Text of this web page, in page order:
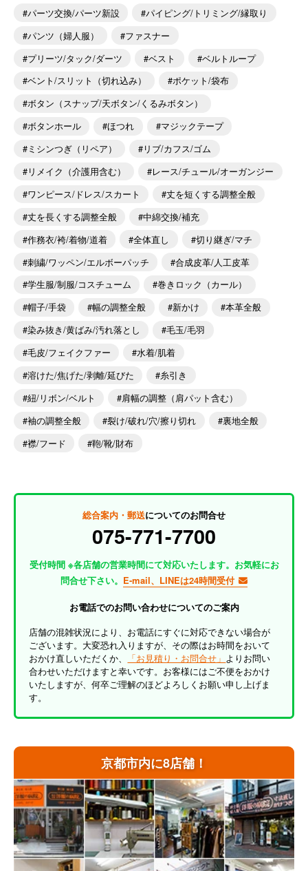
京都市内に8店舗！
パーツ交換/パーツ新設
パイピング/トリミング/縁取り
パンツ（婦人服）
ファスナー
プリーツ/タック/ダーツ
ベスト
ベルトループ
ベント/スリット（切れ込み）
ポケット/袋布
ボタン（スナップ/天ボタン/くるみボタン）
ボタンホール
ほつれ
マジックテープ
ミシンつぎ（リペア）
リブ/カフス/ゴム
リメイク（介護用含む）
レース/チュール/オーガンジー
ワンピース/ドレス/スカート
丈を短くする調整全般
丈を長くする調整全般
中綿交換/補充
作務衣/袴/着物/道着
全体直し
切り継ぎ/マチ
刺繍/ワッペン/エルボーパッチ
合成皮革/人工皮革
学生服/制服/コスチューム
巻きロック（カール）
帽子/手袋
幅の調整全般 新かけ
本革全般
染み抜き/黄ばみ/汚れ落とし
毛玉/毛羽
毛皮/フェイクファー
水着/肌着
溶けた/焦げた/剥離/延びた
糸引き
紐/リボン/ベルト
肩幅の調整（肩パット含む）
袖の調整全般
裂け/破れ/穴/擦り切れ
裏地全般
襟/フード
鞄/靴/財布
総合案内・郵送についてのお問合せ
075-771-7700
受付時間 ※各店舗の営業時間にて対応いたします。お気軽にお
問合せ下さい。 E-mail、LINEは24時間受付
お電話でのお問い合わせについてのご案内
店舗の混雑状況により、お電話にすぐに対応できない場合が
ございます。大変恐れ入りますが、その際はお時間をおいて
おかけ直しいただくか、
「お見積り・お問合せ」 よりお問い
合わせいただけますと幸いです。お客様にはご不便をおかけ
いたしますが、何卒ご理解のほどよろしくお願い申し上げま
す。